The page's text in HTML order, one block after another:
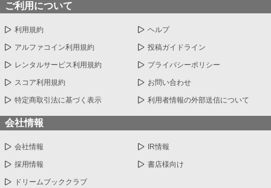
ご利用について
利用規約 ヘルプ
アルファコイン利用規約 投稿ガイドライン
レンタルサービス利用規約 プライバシーポリシー
スコア利用規約 お問い合わせ
特定商取引法に基づく表示 利用者情報の外部送信について
会社情報
会社情報 IR情報
採用情報 書店様向け
ドリームブッククラブ